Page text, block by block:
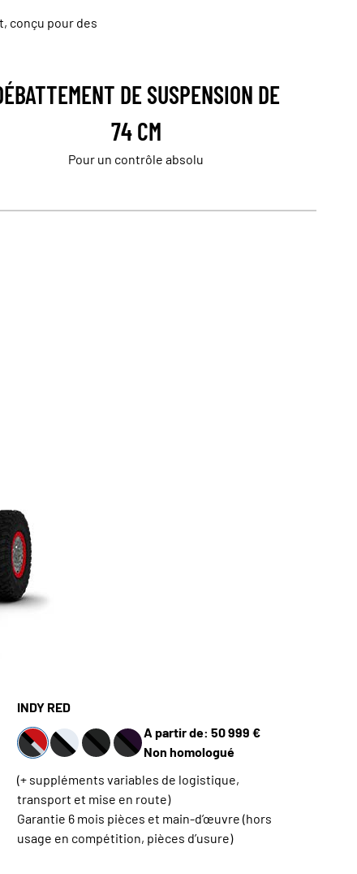
conçu pour des
DE SUSPENSION DE
74 CM
Pour un contrôle absolu
INDY RED
A partir de: 50 999 €
Non homologué
(+ suppléments variables de logistique,
transport et mise en route)
Garantie 6 mois pièces et main-d’œuvre (hors
usage en compétition, pièces d’usure)